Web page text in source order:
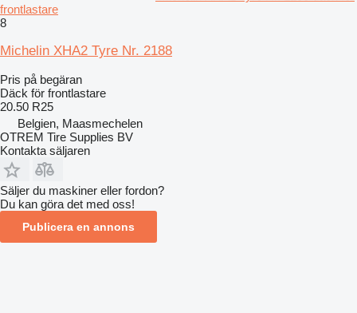
frontlastare
8
Michelin XHA2 Tyre Nr. 2188
Pris på begäran
Däck för frontlastare
20.50 R25
Belgien, Maasmechelen
OTREM Tire Supplies BV
Kontakta säljaren
Säljer du maskiner eller fordon?
Du kan göra det med oss!
Publicera en annons